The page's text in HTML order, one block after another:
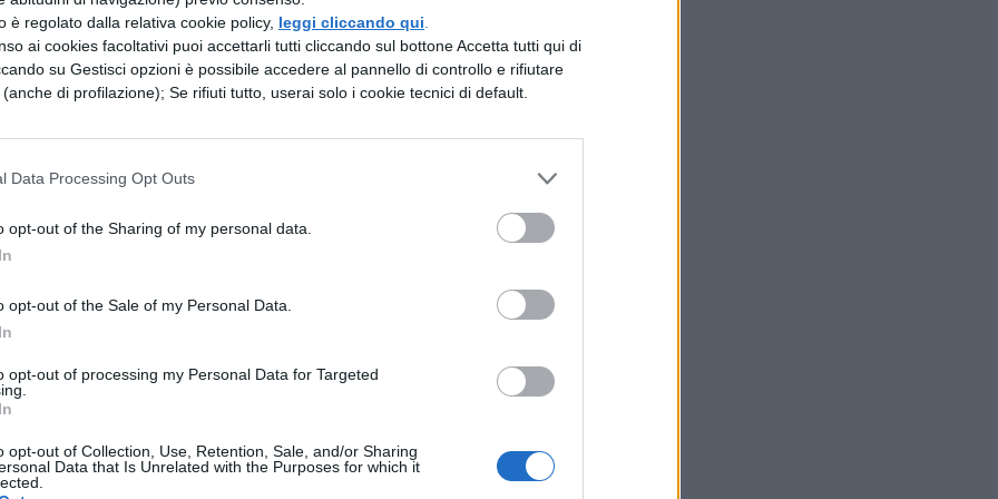
è regolato dalla relativa cookie policy, leggi cliccando qui
ai cookies facoltativi puoi accettarli tutti cliccando sul bottone Accetta tutti qui di
su Gestisci opzioni è possibile accedere al pannello di controllo e rifiutare
di profilazione); Se rifiuti tutto, userai solo i cookie tecnici di default.
Data Processing Opt Outs
opt-out of the Sharing of my personal data.
opt-out of the Sale of my Personal Data.
opt-out of processing my Personal Data for Targeted
opt-out of Collection, Use, Retention, Sale, and/or Sharing
Data that Is Unrelated with the Purposes for which it
periodo di stand-by per i “Leoncini”, che però
lo spirito giusto. Intelligenti e ambiziosi
di chi vi circonda e volete il successo a tutti
ci riuscirete grazie a un bel Saturno in
in classe ed interrogazioni con un pizzico di
troppo i “cocchi” del prof. I vostri compagni
a tutto pur di ottenere dei buoni risultati.
per i nati nel Sagittario a dir poco brillante, grazie
in Ariete che vi aiuterà a risolvere le troppe
nel 2011. Successivamente la vostra
all’estate. Nello studio potrete ottenere risultati
a fare qualche sacrificio e a sudare sui libri